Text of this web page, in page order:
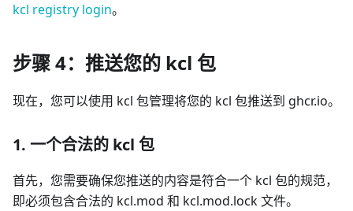
kcl registry login。
步骤 4：推送您的 kcl 包
现在，您可以使用 kcl 包管理将您的 kcl 包推送到 ghcr.io。
1. 一个合法的 kcl 包
首先，您需要确保您推送的内容是符合一个 kcl 包的规范，
即必须包含合法的 kcl.mod 和 kcl.mod.lock 文件。